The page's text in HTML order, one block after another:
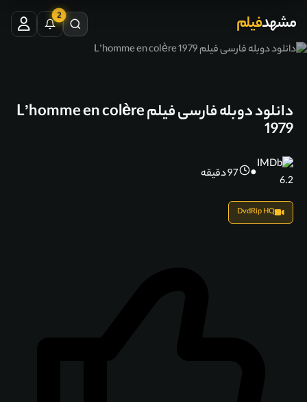
مشهدفیلم 2
دانلود دوبله فارسی فیلم L’homme en colère
1979
6.2
● 97 دقیقه
DvdRip HQ